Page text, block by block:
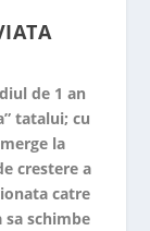
de 1 an
tatalui; cu
la
crestere a
catre
schimbe